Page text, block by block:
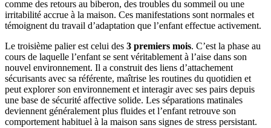
comme des retours au biberon, des troubles du sommeil ou une
irritabilité accrue à la maison. Ces manifestations sont normales et
témoignent du travail d’adaptation que l’enfant effectue activement.
Le troisième palier est celui des 3 premiers mois. C’est la phase au
cours de laquelle l’enfant se sent véritablement à l’aise dans son
nouvel environnement. Il a construit des liens d’attachement
sécurisants avec sa référente, maîtrise les routines du quotidien et
peut explorer son environnement et interagir avec ses pairs depuis
une base de sécurité affective solide. Les séparations matinales
deviennent généralement plus fluides et l’enfant retrouve son
comportement habituel à la maison sans signes de stress persistant.